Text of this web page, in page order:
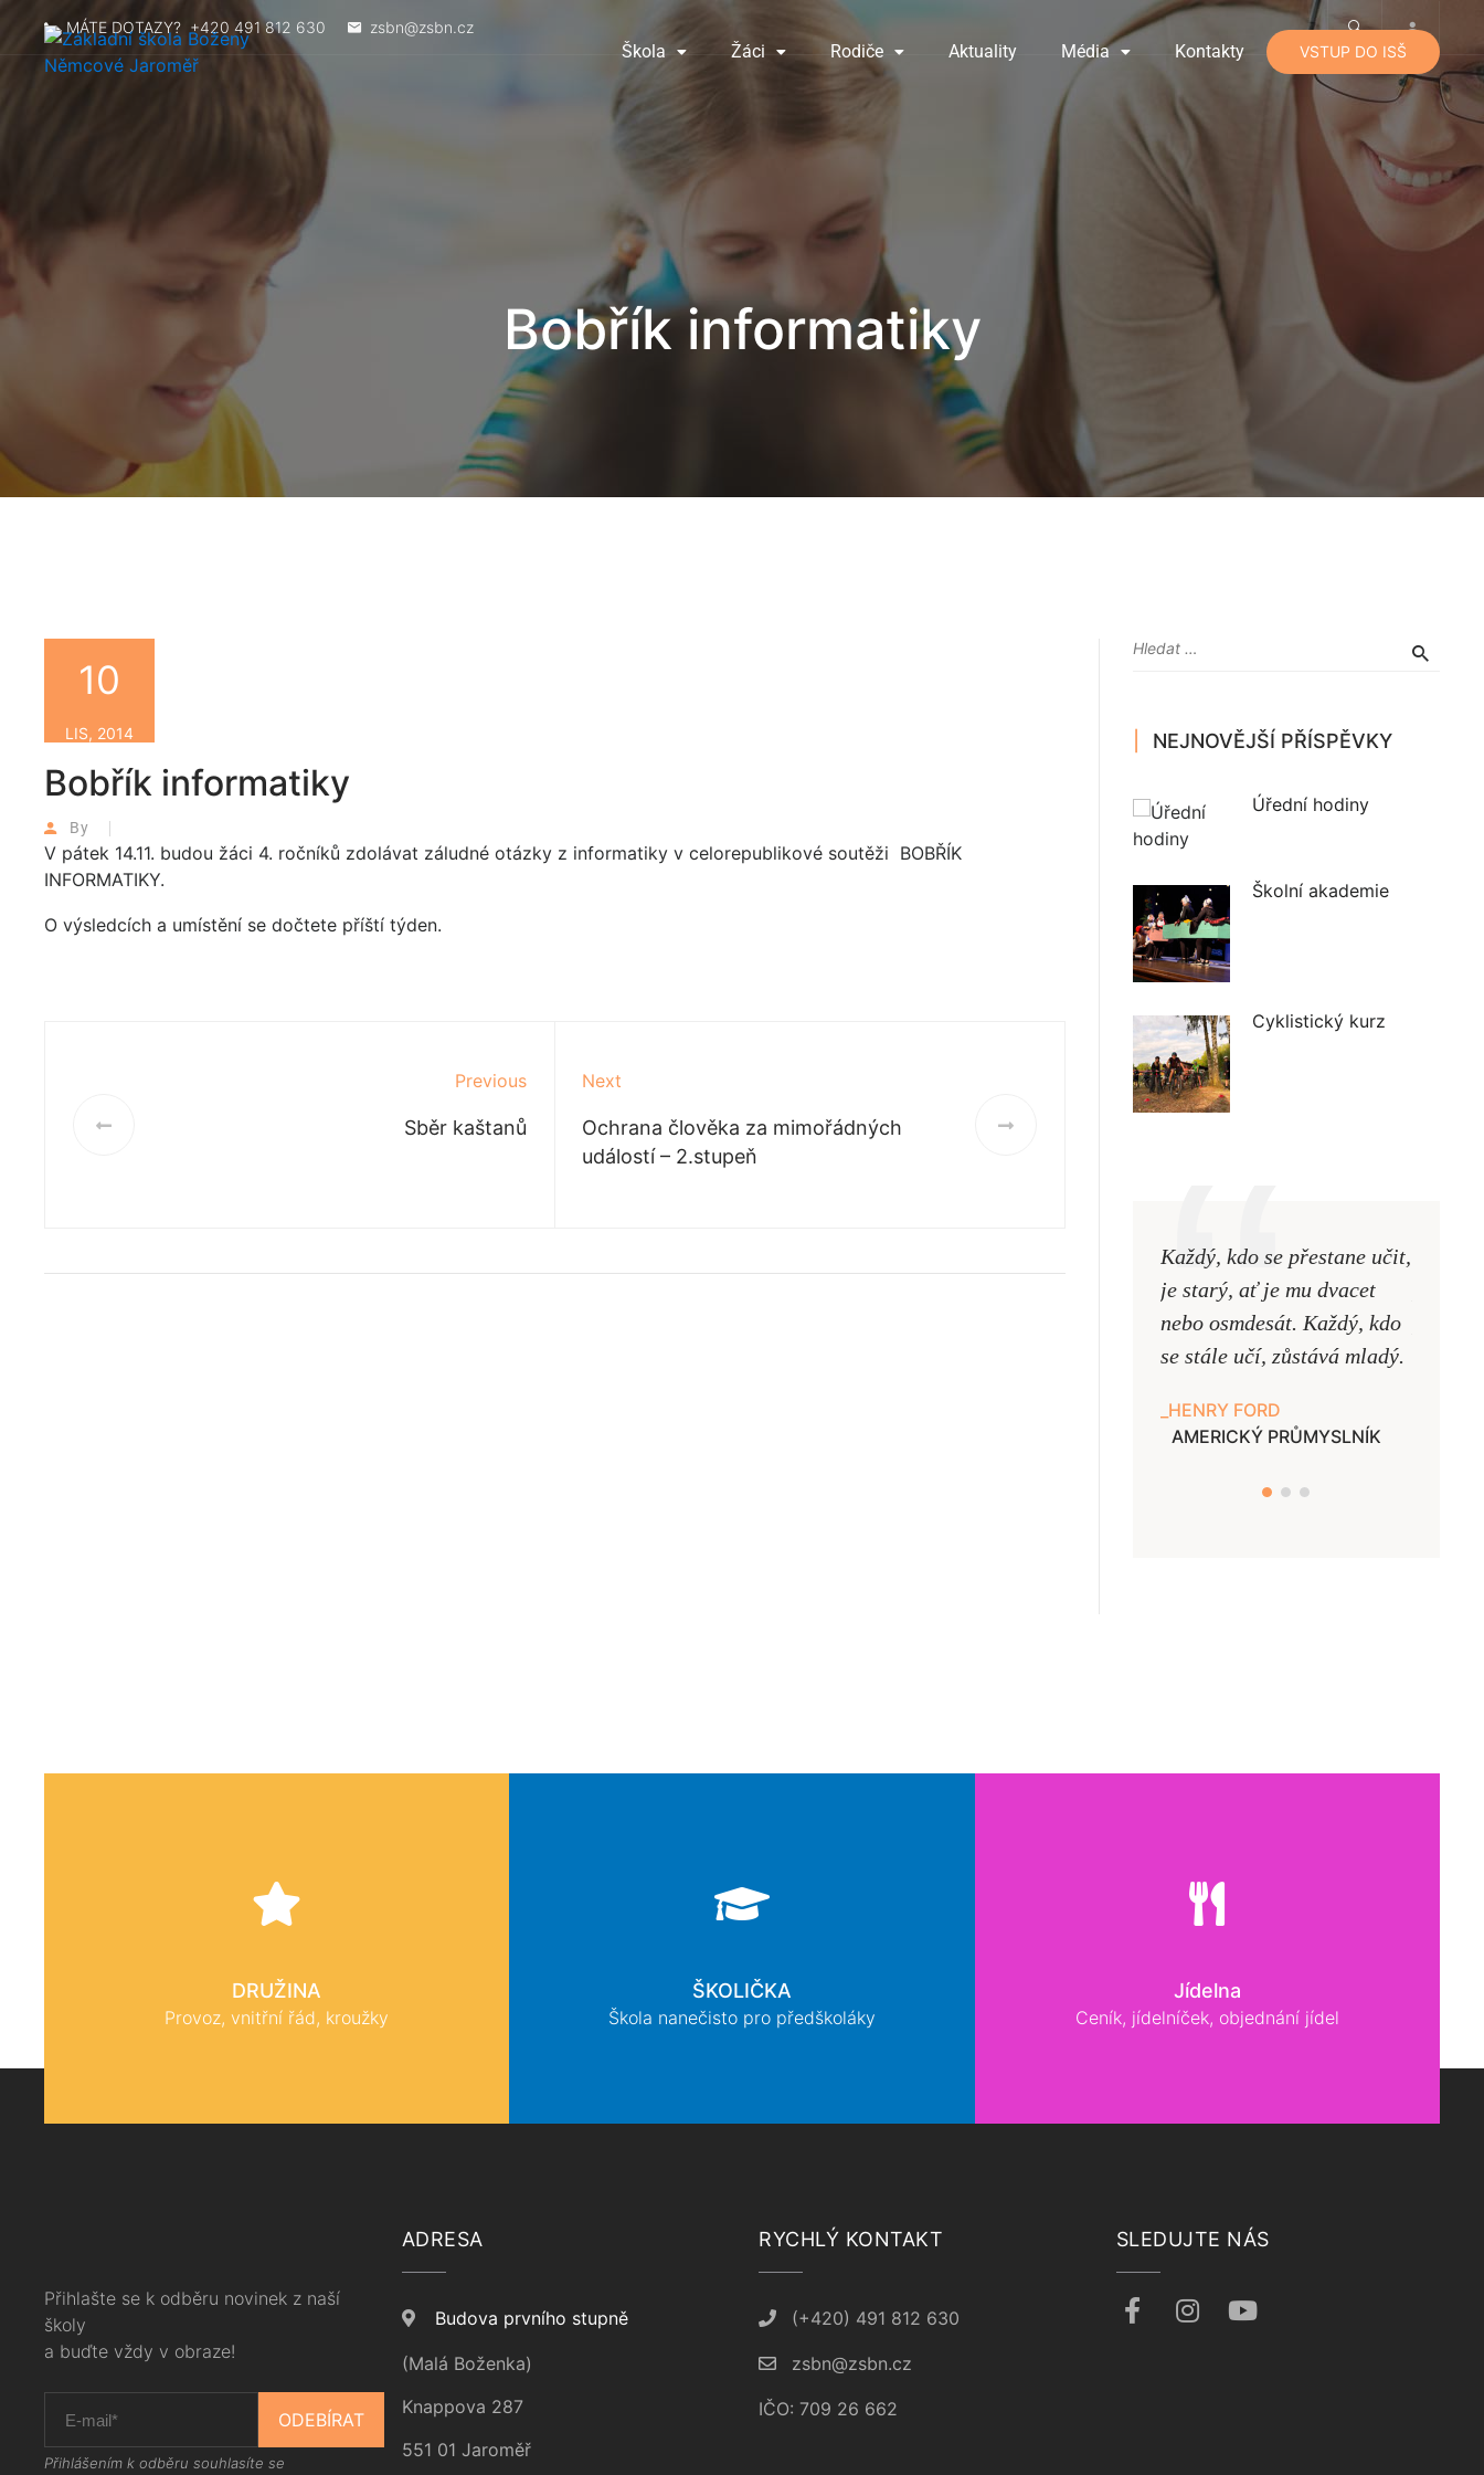
MÁTE DOTAZY? +420 491 812 630 zsbn@zsbn.cz
Škola Žáci Rodiče Aktuality Média Kontakty VSTUP DO ISŠ
Bobřík informatiky
Bobřík informatiky
By
10
LIS, 2014
V pátek 14.11. budou žáci 4. ročníků zdolávat záludné otázky z informatiky v celorepublikové soutěži BOBŘÍK
INFORMATIKY.
O výsledcích a umístění se dočtete příští týden.
Previous
Sběr kaštanů
Next
Ochrana člověka za mimořádných
událostí – 2.stupeň
NEJNOVĚJŠÍ PŘÍSPĚVKY
Úřední hodiny
Školní akademie
Cyklistický kurz
Každý, kdo se přestane učit,
je starý, ať je mu dvacet
nebo osmdesát. Každý, kdo
se stále učí, zůstává mladý.
HENRY FORD
AMERICKÝ PRŮMYSLNÍK
DRUŽINA
Provoz, vnitřní řád, kroužky
ŠKOLIČKA
Škola nanečisto pro předškoláky
Jídelna
Ceník, jídelníček, objednání jídel
Přihlašte se k odběru novinek z naší
školy
a buďte vždy v obraze!
ODEBÍRAT
Přihlášením k odběru souhlasíte se
ADRESA
Budova prvního stupně
(Malá Boženka)
Knappova 287
551 01 Jaroměř
RYCHLÝ KONTAKT
(+420) 491 812 630
zsbn@zsbn.cz
IČO: 709 26 662
SLEDUJTE NÁS